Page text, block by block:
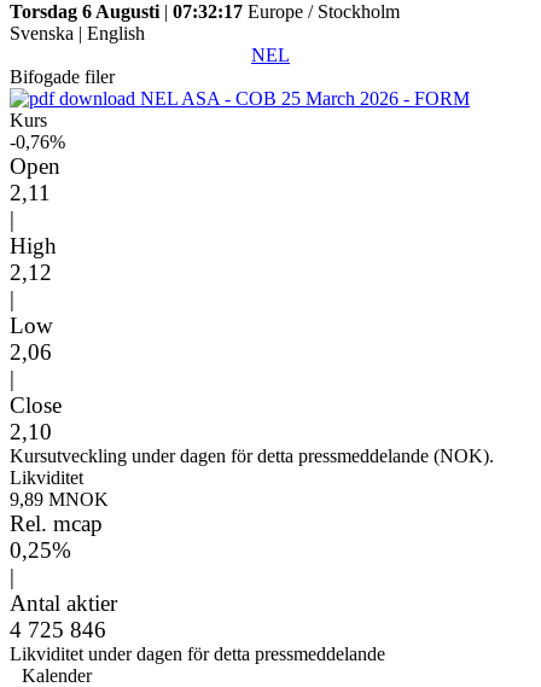
Torsdag 6 Augusti | 07:32:17 Europe / Stockholm
Svenska | English
NEL
Bifogade filer
NEL ASA - COB 25 March 2026 - FORM
Kurs
-0,76%
Open
2,11
|
High
2,12
|
Low
2,06
|
Close
2,10
Kursutveckling under dagen för detta pressmeddelande (NOK).
Likviditet
9,89 MNOK
Rel. mcap
0,25%
|
Antal aktier
4 725 846
Likviditet under dagen för detta pressmeddelande
Kalender